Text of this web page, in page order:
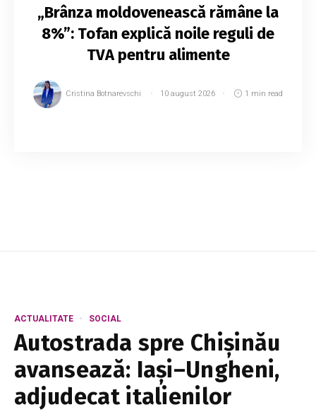
„Brânza moldovenească rămâne la
8%”: Tofan explică noile reguli de
TVA pentru alimente
Cristina Botnarevschi 10 august 2026 1 min read
ACTUALITATE SOCIAL
Autostrada spre Chișinău
avansează: Iași–Ungheni,
adjudecat italienilor